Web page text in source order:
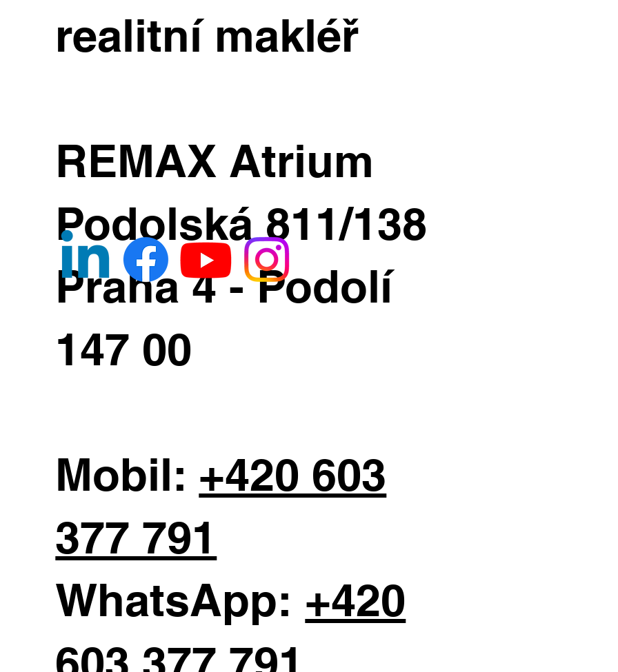
realitní makléř
REMAX Atrium
Podolská 811/138
Praha 4 - Podolí
147 00
Mobil: +420 603
377 791
WhatsApp: +420